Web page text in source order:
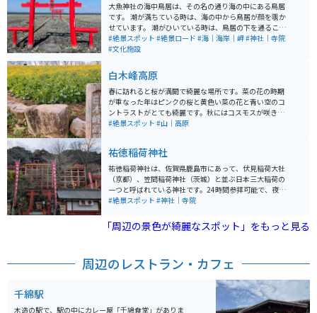
大魚神社の海中鳥居は、その名の通り海の中にある鳥居
です。 潮が満ちている時は、海の中から鳥居が顔を覗か
せています。 潮がひいている時は、鳥居の下を通ること
ができとっても幻想的な場所です。 海の中にある鳥居は
全部で３基あります。広い駐車場もあり、トイレも完備
#絶景スポット #絶景ロード #海｜海岸｜岬#神社｜寺院
#文化施設
白木峰高原
春に訪れると桜が満開で綺麗な場所です。菜の花の時期
が重なった年はピンクの桜と黄色い菜の花と青い空のコ
ントラストがとても綺麗です。秋にはコスモスが咲きま
す。かなり広いので天候が悪いと風も強く大変なので、
#絶景スポット #山｜高原
祐徳稲荷神社
祐徳稲荷神社は、佐賀県鹿島市にあって、伏見稲荷大社
（京都）、笠間稲荷神社（茨城）と並ぶ日本三大稲荷の
一つと呼ばれている神社です。24時間参拝可能で、夜間
はライトアップされます。年間約300万人の方々が訪れ
#絶景スポット #神社｜寺院
「周辺の景色が綺麗なスポット」をもっと見る
周辺のレストラン・カフェ
千綿駅
木造の駅で、駅の中にカレー屋「千綿食堂」がありま